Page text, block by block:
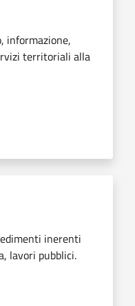
informazione,
territoriali alla
inerenti
lavori pubblici.